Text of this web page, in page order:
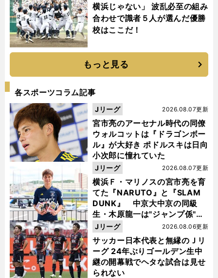
横浜じゃない」 波乱必至の組み
合わせで識者５人が選んだ優勝
校はここだ！
もっと見る
各スポーツコラム記事
宮市亮のアーセナル時代の同僚
ウォルコットは『ドラゴンボー
ル』が大好き ポドルスキは日向
小次郎に憧れていた
2026.08.07更新
Jリーグ
横浜Ｆ・マリノスの宮市亮を育
てた『NARUTO』と『SLAM
DUNK』 中京大中京の同級
生・木原龍一は"ジャンプ係"だ
った
2026.08.07更新
Jリーグ
サッカー日本代表と無縁のＪリ
ーグ 24年ぶりゴールデン生中
継の開幕戦でヘタな試合は見せ
られない
2026.08.06更新
Jリーグ